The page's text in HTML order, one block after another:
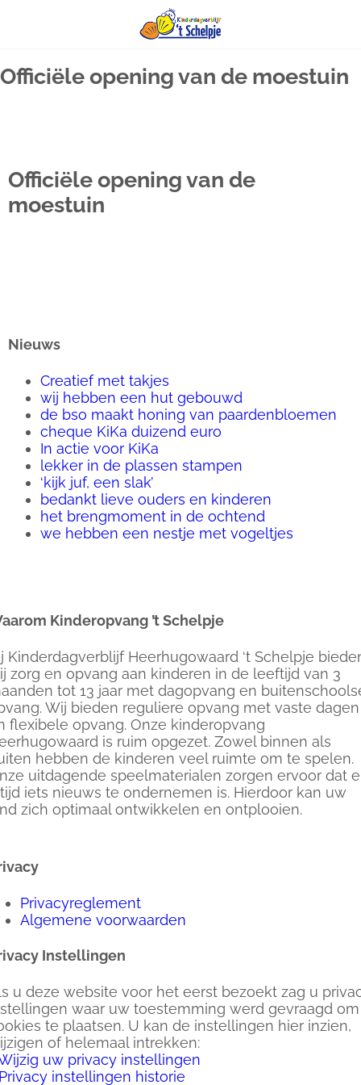
naar
Officiële opening van de moestuin
Officiële opening van de
moestuin
Nieuws
Creatief met takjes
wij hebben een hut gebouwd
de bso maakt honing van paardenbloemen
cheque KiKa duizend euro
In actie voor KiKa
lekker in de plassen stampen
‘kijk juf, een slak’
bedankt lieve ouders en kinderen
het brengmoment in de ochtend
we hebben een nestje met vogeltjes
Kinderopvang ’t Schelpje
Kinderdagverblijf Heerhugowaard ‘t Schelpje
zorg en opvang aan kinderen in de leeftijd van 3
tot 13 jaar met dagopvang en
Wij bieden reguliere opvang met vaste dagen
flexibele opvang. Onze kinderopvang
is ruim opgezet. Zowel binnen als
hebben de kinderen veel ruimte om te spelen.
uitdagende speelmaterialen zorgen ervoor dat
iets nieuws te ondernemen is. Hierdoor kan uw
zich optimaal ontwikkelen en ontplooien.
Privacyreglement
Algemene voorwaarden
Instellingen
u deze website voor het eerst bezoekt zag u
waar uw toestemming werd gevraagd om
te plaatsen. U kan de instellingen hier inzien,
of helemaal intrekken:
uw privacy instellingen
instellingen historie